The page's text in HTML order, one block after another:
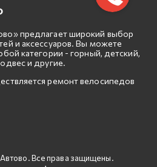
предлагает широкий выбор
и аксессуаров. Вы можете
категории - горный, детский,
и другие.
ремонт велосипедов
Все права защищены.